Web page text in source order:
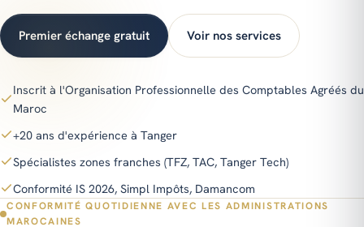
Premier échange gratuit Voir nos services
Inscrit à l'Organisation Professionnelle des Comptables Agréés du
Maroc
+20 ans d'expérience à Tanger
Spécialistes zones franches (TFZ, TAC, Tanger Tech)
Conformité IS 2026, Simpl Impôts, Damancom
CONFORMITÉ QUOTIDIENNE AVEC LES ADMINISTRATIONS
MAROCAINES